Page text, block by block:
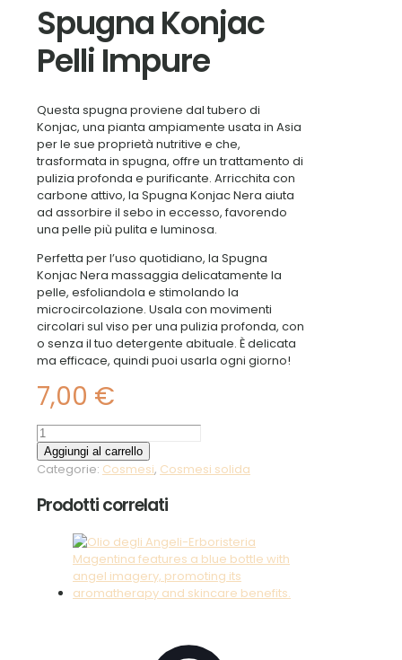
Spugna Konjac
Pelli Impure
Questa spugna proviene dal tubero di
Konjac, una pianta ampiamente usata in Asia
per le sue proprietà nutritive e che,
trasformata in spugna, offre un trattamento di
pulizia profonda e purificante. Arricchita con
carbone attivo, la Spugna Konjac Nera aiuta
ad assorbire il sebo in eccesso, favorendo
una pelle più pulita e luminosa.
Perfetta per l’uso quotidiano, la Spugna
Konjac Nera massaggia delicatamente la
pelle, esfoliandola e stimolando la
microcircolazione. Usala con movimenti
circolari sul viso per una pulizia profonda, con
o senza il tuo detergente abituale. È delicata
ma efficace, quindi puoi usarla ogni giorno!
7,00 €
Spugna
Konjac
Pelli
quantità
Aggiungi al carrello
Categorie: Cosmesi, Cosmesi solida
Prodotti correlati